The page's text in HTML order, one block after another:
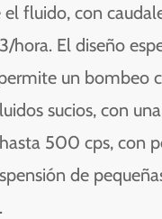
fluido, con
hora. El diseño
un bombeo
sucios, con
500 cps, con
de